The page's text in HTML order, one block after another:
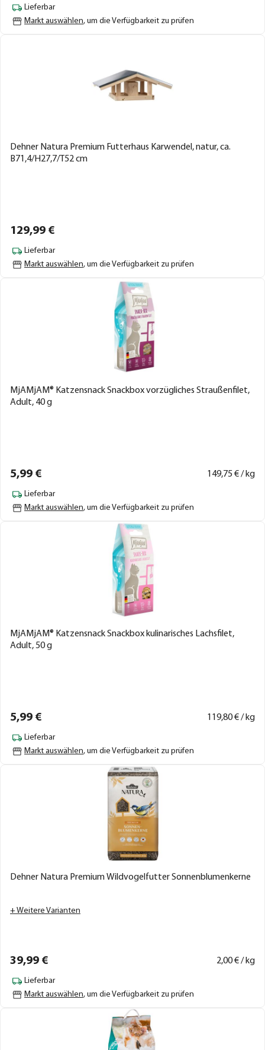
Lieferbar
Markt auswählen, um die Verfügbarkeit zu prüfen
Dehner Natura Premium Futterhaus Karwendel, natur, ca.
B71,4/H27,7/T52 cm
129,99 €
Lieferbar
Markt auswählen, um die Verfügbarkeit zu prüfen
MjAMjAM® Katzensnack Snackbox vorzügliches Straußenfilet,
Adult, 40 g
5,99 € 149,75€ / kg
Lieferbar
Markt auswählen, um die Verfügbarkeit zu prüfen
MjAMjAM® Katzensnack Snackbox kulinarisches Lachsfilet,
Adult, 50 g
5,99 € 119,80€ / kg
Lieferbar
Markt auswählen, um die Verfügbarkeit zu prüfen
Dehner Natura Premium Wildvogelfutter Sonnenblumenkerne
+ Weitere Varianten
39,99 € 2,00€ / kg
Lieferbar
Markt auswählen, um die Verfügbarkeit zu prüfen